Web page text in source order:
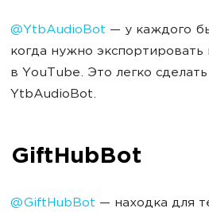
@YtbAudioBot — у каждого
когда нужно
в YouTube. Это легко
YtbAudioBot.
GiftHubBot
@GiftHubBot — находка для